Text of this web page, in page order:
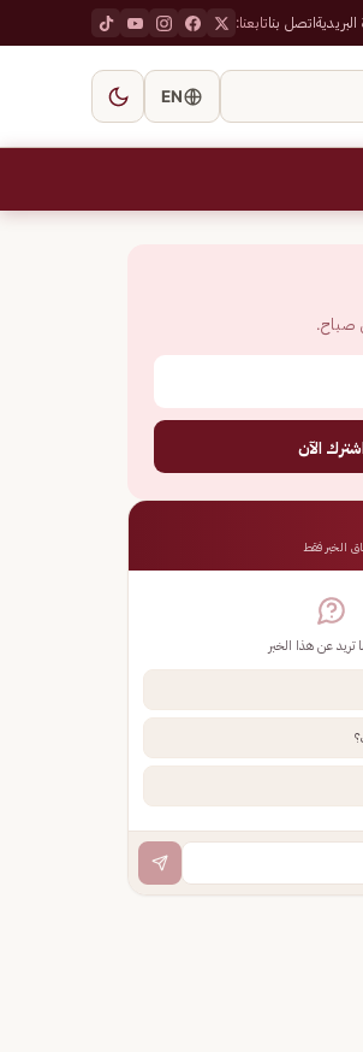
البريديةاتصل بناتابعنا:
EN
صباح.
الآن
الخبر فقط
تريد عن هذا الخبر